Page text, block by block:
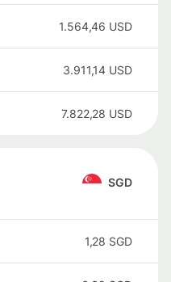
1.564,46 USD
3.911,14 USD
7.822,28 USD
SGD
1,28 SGD